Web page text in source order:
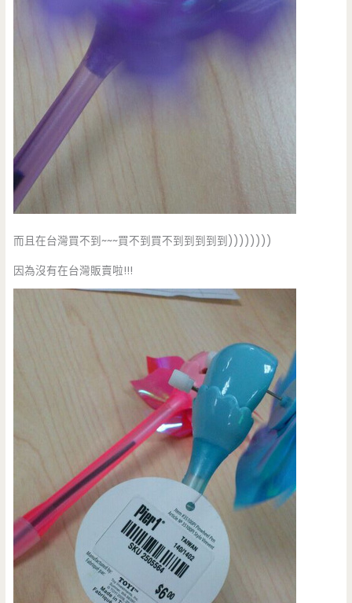
而且在台灣買不到~~~買不到買不到到到到到))))))))
因為沒有在台灣販賣啦!!!